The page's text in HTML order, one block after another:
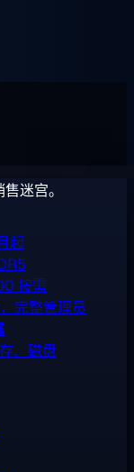
迷宫。
起
按需
完整管理员
、磁盘